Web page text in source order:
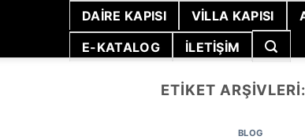
DAIRE KAPISI VILLA KAPISI
E-KATALOG
İLETIŞIM
ETIKET ARŞIVLERI:
BLOG